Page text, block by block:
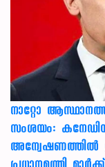
നാറ്റോ
സംശയം:
അന്വേഷണത്തില്‍